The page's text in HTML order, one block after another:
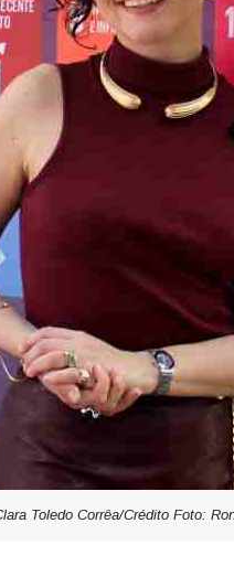
Toledo Corrêa/Crédito Foto: